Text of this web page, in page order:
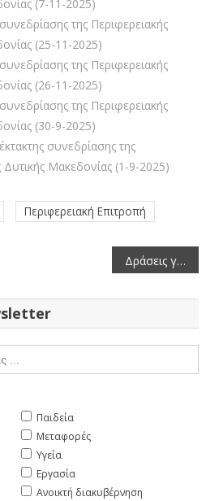
(7-11-2025)
της Περιφερειακής
(25-11-2025)
της Περιφερειακής
(26-11-2025)
της Περιφερειακής
(30-9-2025)
συνεδρίασης της
Δυτικής Μακεδονίας (1-9-2025)
Περιφερειακή Επιτροπή
Δράσεις για την Τουριστική Προβολή της Περιφέρειας Δυτικής Μακεδονίας
Παιδεία
Μεταφορές
Υγεία
Εργασία
Ανοικτή διακυβέρνηση